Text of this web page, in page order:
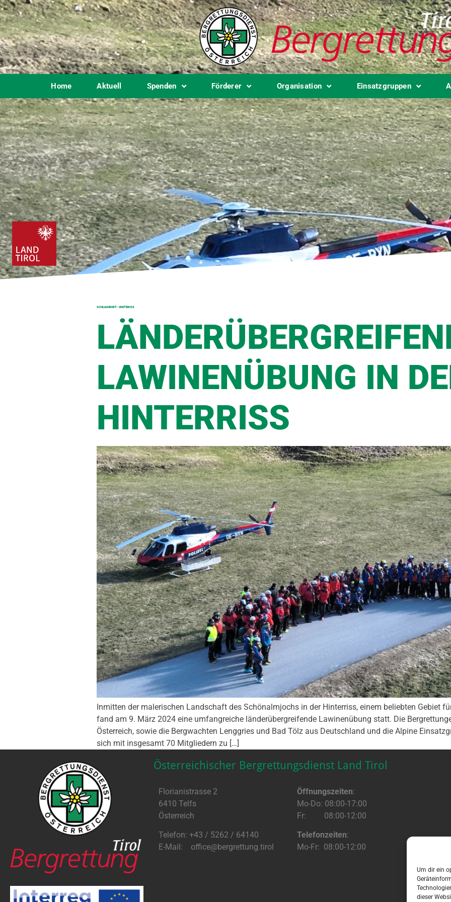
Um dir ein
dieser
Home Aktuell Spenden Förderer Organisation Einsatzgruppen
SCHLAGWORT: HINTERISS
LAWINENÜBUNG IN
HINTERRISS
Inmitten der malerischen Landschaft des Schönalmjochs in der Hinterriss, einem beliebten Gebiet
fand am 9. März 2024 eine umfangreiche länderübergreifende Lawinenübung statt. Die
Österreich, sowie die Bergwachten Lenggries und Bad Tölz aus Deutschland und die Alpine
sich mit insgesamt 70 Mitgliedern zu […]
Österreichischer Bergrettungsdienst Land Tirol
Florianistrasse 2
6410 Telfs
Österreich
Telefon: +43 / 5262 / 64140
E-Mail: office@bergrettung.tirol
Öffnungszeiten:
Mo-Do: 08:00-17:00
Fr: 08:00-12:00
Telefonzeiten:
Mo-Fr: 08:00-12:00